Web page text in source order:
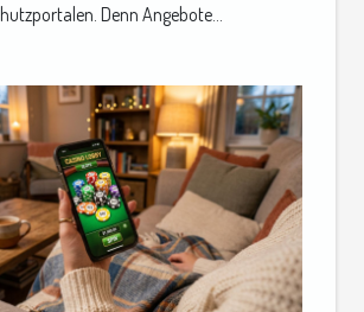
Denn Angebote...